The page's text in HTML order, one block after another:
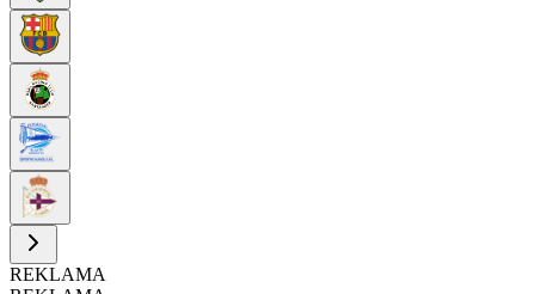
REKLAMA